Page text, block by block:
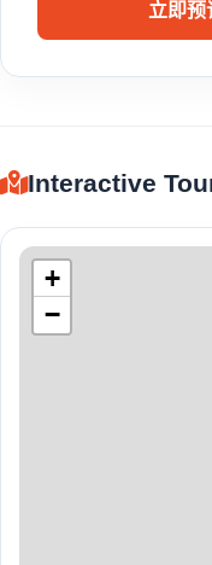
立即预
Interactive
+
−